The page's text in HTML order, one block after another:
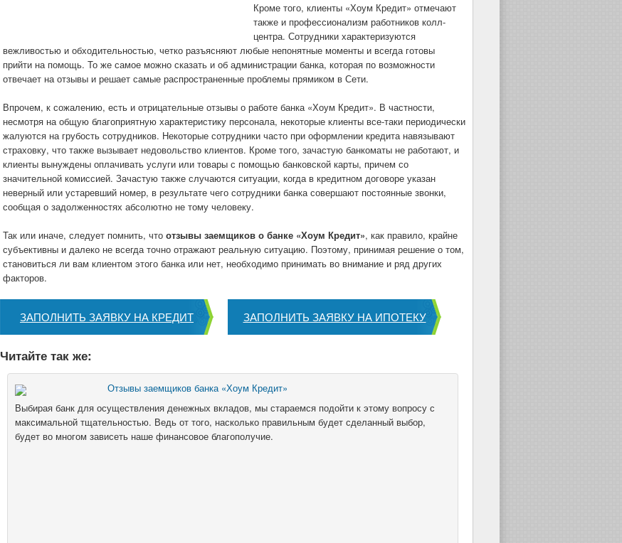
Кроме того, клиенты «Хоум Кредит» отмечают
также и профессионализм работников колл-
центра. Сотрудники характеризуются
вежливостью и обходительностью, четко разъясняют любые непонятные моменты и всегда готовы
прийти на помощь. То же самое можно сказать и об администрации банка, которая по возможности
отвечает на отзывы и решает самые распространенные проблемы прямиком в Сети.
Впрочем, к сожалению, есть и отрицательные отзывы о работе банка «Хоум Кредит». В частности,
несмотря на общую благоприятную характеристику персонала, некоторые клиенты все-таки периодически
жалуются на грубость сотрудников. Некоторые сотрудники часто при оформлении кредита навязывают
страховку, что также вызывает недовольство клиентов. Кроме того, зачастую банкоматы не работают, и
клиенты вынуждены оплачивать услуги или товары с помощью банковской карты, причем со
значительной комиссией. Зачастую также случаются ситуации, когда в кредитном договоре указан
неверный или устаревший номер, в результате чего сотрудники банка совершают постоянные звонки,
сообщая о задолженностях абсолютно не тому человеку.
Так или иначе, следует помнить, что отзывы заемщиков о банке «Хоум Кредит», как правило, крайне
субъективны и далеко не всегда точно отражают реальную ситуацию. Поэтому, принимая решение о том,
становиться ли вам клиентом этого банка или нет, необходимо принимать во внимание и ряд других
факторов.
ЗАПОЛНИТЬ ЗАЯВКУ НА КРЕДИТ ЗАПОЛНИТЬ ЗАЯВКУ НА ИПОТЕКУ
Читайте так же:
Отзывы заемщиков банка «Хоум Кредит»
Выбирая банк для осуществления денежных вкладов, мы стараемся подойти к этому вопросу с
максимальной тщательностью. Ведь от того, насколько правильным будет сделанный выбор,
будет во многом зависеть наше финансовое благополучие.